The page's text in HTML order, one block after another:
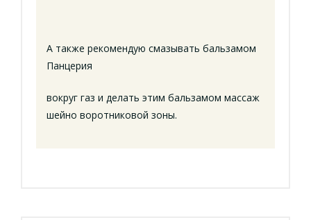
А также рекомендую смазывать бальзамом
Панцерия
вокруг газ и делать этим бальзамом массаж
шейно воротниковой зоны.